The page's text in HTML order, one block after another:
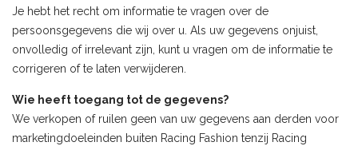
Je hebt het recht om informatie te vragen over de
persoonsgegevens die wij over u. Als uw gegevens onjuist,
onvolledig of irrelevant zijn, kunt u vragen om de informatie te
corrigeren of te laten verwijderen.
Wie heeft toegang tot de gegevens?
We verkopen of ruilen geen van uw gegevens aan derden voor
marketingdoeleinden buiten Racing Fashion tenzij Racing